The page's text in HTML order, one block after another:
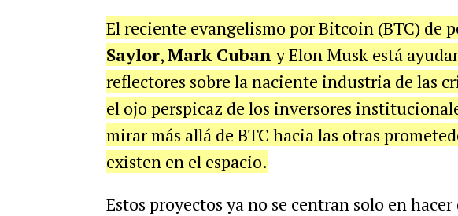
El reciente evangelismo por Bitcoin (BTC) de
Saylor,Mark Cubany Elon Musk está
reflectores sobre la naciente industria de las
el ojo perspicaz de los inversores
mirar más allá de BTC hacia las otras
existen en el espacio.
Estos proyectos ya no se centran solo en